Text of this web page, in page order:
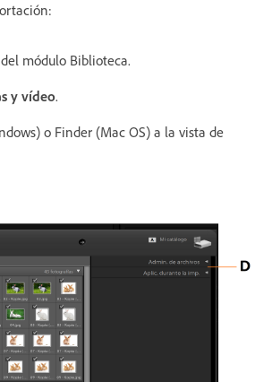
módulo Biblioteca.
y vídeo.
o Finder (Mac OS) a la vista de